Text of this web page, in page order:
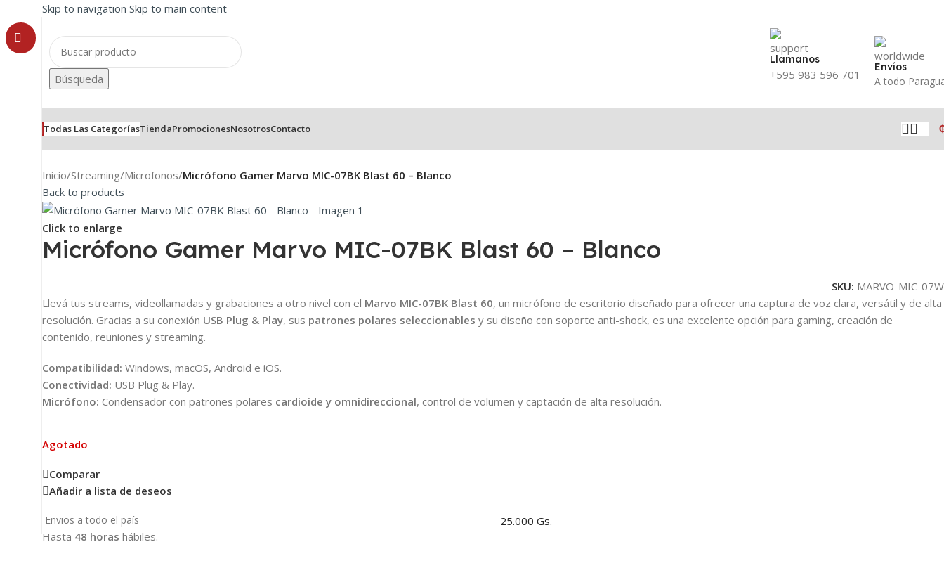
Skip to navigation Skip to main content
Búsqueda
Llamanos
+595 983 596 701
Envíos
A todo
Todas Las CategoríasTiendaPromocionesNosotrosContacto
Inicio/Streaming/Microfonos/Micrófono Gamer Marvo MIC-07BK Blast 60 – Blanco
Back to products
Click to enlarge
Micrófono Gamer Marvo MIC-07BK Blast 60 – Blanco
SKU: MARVO-MIC-07W
Llevá tus streams, videollamadas y grabaciones a otro nivel con el Marvo MIC-07BK Blast 60, un micrófono de escritorio diseñado para ofrecer una captura de voz clara, versátil y de alta
resolución. Gracias a su conexión USB Plug & Play, sus patrones polares seleccionables y su diseño con soporte anti-shock, es una excelente opción para gaming, creación de
contenido, reuniones y streaming.
Compatibilidad: Windows, macOS, Android e iOS.
Conectividad: USB Plug & Play.
Micrófono: Condensador con patrones polares cardioide y omnidireccional, control de volumen y captación de alta resolución.
Agotado
Comparar
Añadir a lista de deseos
Envios a todo el país
Hasta 48 horas hábiles.
25.000 Gs.